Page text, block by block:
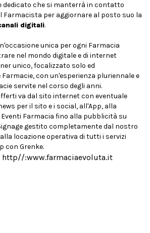
dedicato che si manterrà in contatto
Farmacista per aggiornare al posto suo la
digitali.
unica per ogni Farmacia
nel mondo digitale e di internet
unico, focalizzato solo ed
con un'esperienza pluriennale e
servite nel corso degli anni.
va dal sito internet con eventuale
per il sito e i social, all'App, alla
Farmacia fino alla pubblicità su
gestito completamente dal nostro
locazione operativa di tutti i servizi
con Grenke.
http//:www.farmaciaevoluta.it